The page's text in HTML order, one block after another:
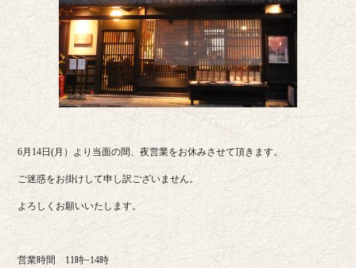
6月14日(月）より当面の間、夜営業をお休みさせて頂きます。
ご迷惑をお掛けして申し訳ございません。
よろしくお願いいたします。
営業時間 11時~14時